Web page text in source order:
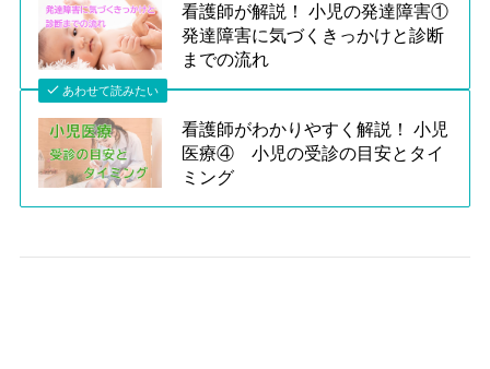
看護師が解説！ 小児の発達障害①
発達障害に気づくきっかけと診断
までの流れ
あわせて読みたい
看護師がわかりやすく解説！ 小児
医療④ 小児の受診の目安とタイ
ミング